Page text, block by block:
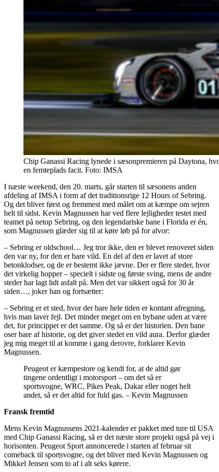
Chip Ganassi Racing lynede i sæsonpremieren på Daytona,
en femteplads facit. Foto: IMSA
I næste weekend, den 20. marts, går starten til sæsonens anden
afdeling af IMSA i form af det traditionsrige 12 Hours of Sebring.
Og det bliver først og fremmest med målet om at kæmpe om sejren
helt til sidst. Kevin Magnussen har ved flere lejligheder testet med
teamet på netop Sebring, og den legendariske bane i Florida er én,
som Magnussen glæder sig til at køre løb på for alvor:
– Sebring er oldschool… Jeg tror ikke, den er blevet renoveret siden
den var ny, for den er bare vild. En del af den er lavet af store
betonklodser, og de er bestemt ikke jævne. Der er flere steder, hvor
det virkelig hopper – specielt i sidste og første sving, mens de andre
steder har lagt lidt asfalt på. Men det var sikkert også for 30 år
siden…, joker han og fortsætter:
– Sebring er et sted, hvor der bare hele tiden er kontant afregning,
hvis man laver fejl. Det minder meget om en bybane uden at være
det, for princippet er det samme. Og så er der historien. Den bane
oser bare af historie, og det giver stedet en vild aura. Derfor glæder
jeg mig meget til at komme i gang derovre, forklarer Kevin
Magnussen.
Peugeot er kæmpestore og kendt for, at de altid gør
tingene ordentligt i motorsport – om det så er
sportsvogne, WRC, Pikes Peak, Dakar eller noget helt
andet, så er det altid for fuld gas. – Kevin Magnussen
Fransk fremtid
Mens Kevin Magnussens 2021-kalender er pakket med ture til USA
med Chip Ganassi Racing, så er det næste store projekt også på vej i
horisonten. Peugeot Sport annoncerede i starten af februar sit
comeback til sportsvogne, og det bliver med Kevin Magnussen og
Mikkel Jensen som to af i alt seks kørere.